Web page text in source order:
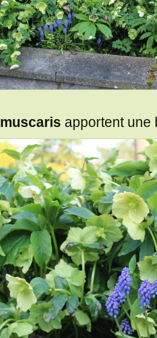
muscaris apportent une